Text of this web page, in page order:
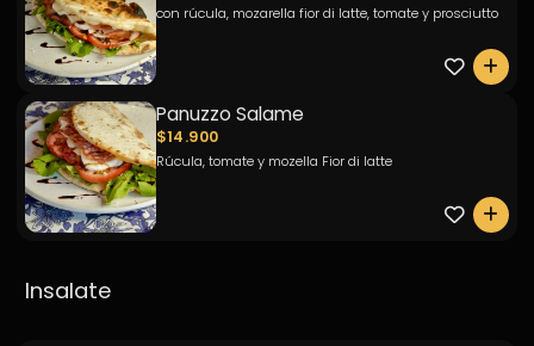
con rúcula, mozarella fior di latte, tomate y prosciutto
0
Panuzzo Salame
$14.900
Rúcula, tomate y mozella Fior di latte
0
Insalate